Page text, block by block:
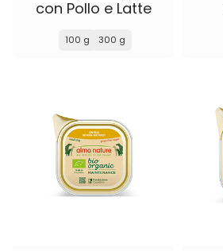
con Pollo e Latte
100 g 300 g